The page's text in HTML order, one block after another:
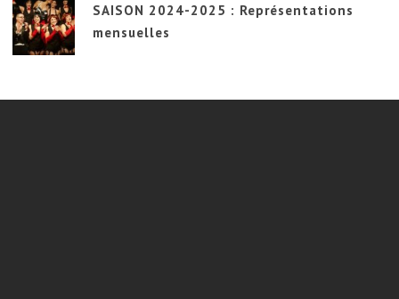
SAISON 2024-2025 : Représentations
mensuelles